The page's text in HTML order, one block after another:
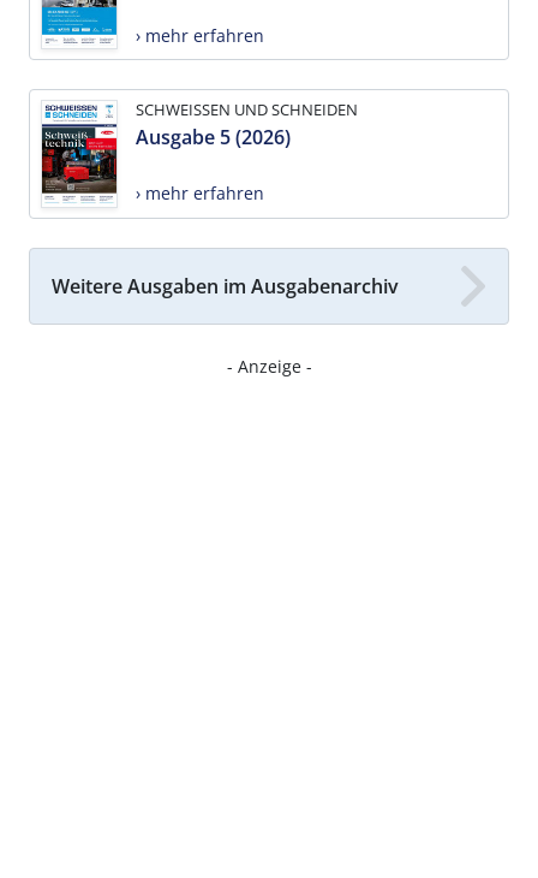
› mehr erfahren
SCHWEISSEN UND SCHNEIDEN
Ausgabe 5 (2026)
› mehr erfahren
Weitere Ausgaben im Ausgabenarchiv
- Anzeige -